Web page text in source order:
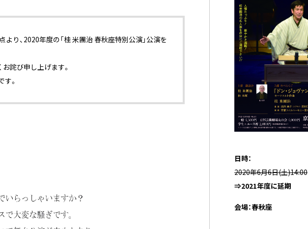
り、2020年度の「桂 米團治 春秋座特別公演」公演を
詫び申し上げます。
。
日時：
2020年6月6日(土)14:00
⇒2021年度に延期
会場：春秋座